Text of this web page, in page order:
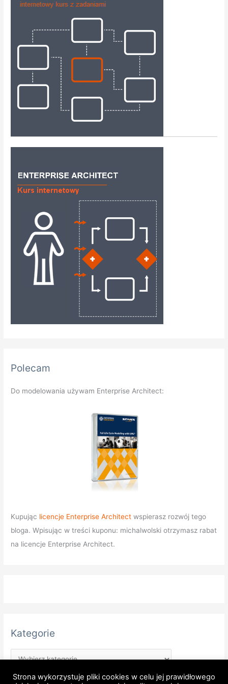
Polecam
Do modelowania używam Enterprise Architect:
Kupując licencje Enterprise Architect wspierasz rozwój tego
bloga. Wpisując w treści kuponu: michalwolski otrzymasz rabat
na licencje Enterprise Architect.
Kategorie
Strona wykorzystuje pliki cookies w celu jej prawidłowego